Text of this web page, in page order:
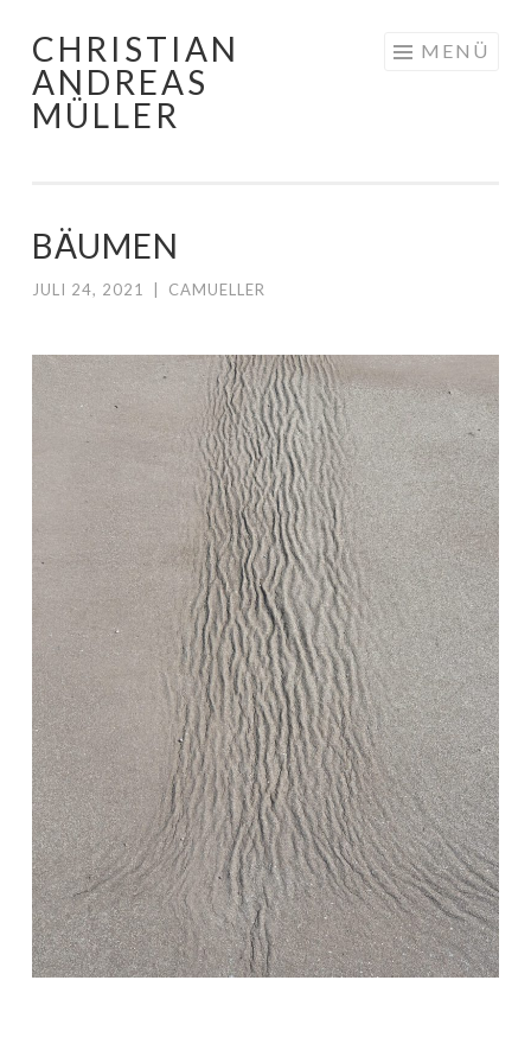
Zum
Inhalt
springen
CHRISTIAN
ANDREAS
MÜLLER
MENÜ
BÄUMEN
JULI 24, 2021 CAMUELLER